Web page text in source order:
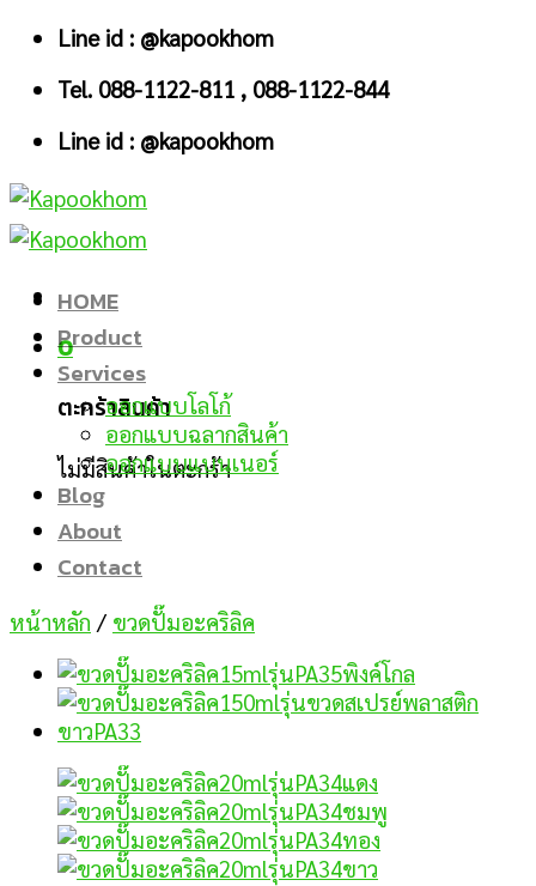
Skip
content
Line id : @kapookhom
Tel. 088-1122-811 , 088-1122-844
Line id : @kapookhom
0
ตะกร้าสินค้า
ไม่มีสินค้าในตะกร้า
HOME
Product
Services
ออกแบบโลโก้
ออกแบบฉลากสินค้า
ออกแบบแบนเนอร์
Blog
About
Contact
หน้าหลัก / ขวดปั๊มอะคริลิค